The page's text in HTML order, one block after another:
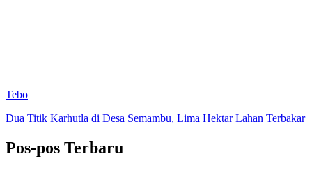
Tebo
Dua Titik Karhutla di Desa Semambu, Lima Hektar Lahan Terbakar
Pos-pos Terbaru